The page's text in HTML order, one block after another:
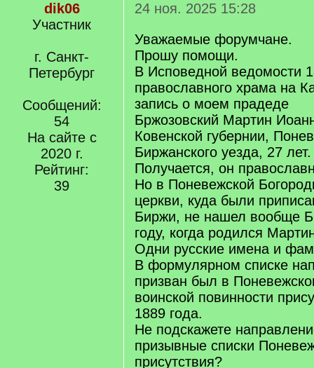
dik06
Участник
г. Санкт-
Петербург
Сообщений:
54
На сайте с
2020 г.
Рейтинг:
39
24 ноя. 2025 15:28
Уважаемые форумчане.
Прошу помощи.
В Исповедной ведомости
православного храма на
запись о моем прадеде
Бржозовский Мартин
Ковенской губернии,
Биржанского уезда, 27 лет.
Получается, он
Но в Поневежской
церкви, куда были
Биржи, не нашел вообще
году, когда родился
Одни русские имена и
В формулярном списке
призван был в
воинской повинности
1889 года.
Не подскажете
призывные списки
присутствия?